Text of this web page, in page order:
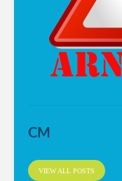
CM
VIEW ALL POSTS